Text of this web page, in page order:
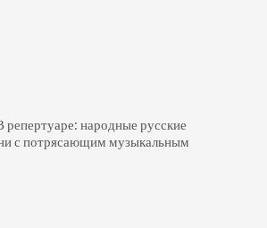
народные русские
с потрясающим музыкальным